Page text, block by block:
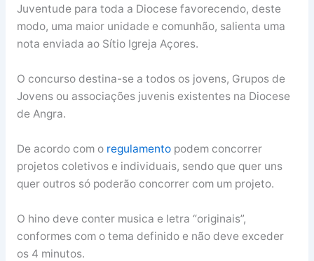
Juventude para toda a Diocese favorecendo, deste
modo, uma maior unidade e comunhão, salienta uma
nota enviada ao Sítio Igreja Açores.
O concurso destina-se a todos os jovens, Grupos de
Jovens ou associações juvenis existentes na Diocese
de Angra.
De acordo com o regulamento podem concorrer
projetos coletivos e individuais, sendo que quer uns
quer outros só poderão concorrer com um projeto.
O hino deve conter musica e letra “originais”,
conformes com o tema definido e não deve exceder
os 4 minutos.